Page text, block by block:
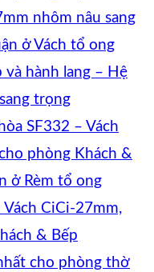
nhôm nâu sang
ở Vách tổ ong
và hành lang – Hệ
trọng
SF332 – Vách
phòng Khách &
ở Rèm tổ ong
CiCi-27mm,
& Bếp
cho phòng thờ